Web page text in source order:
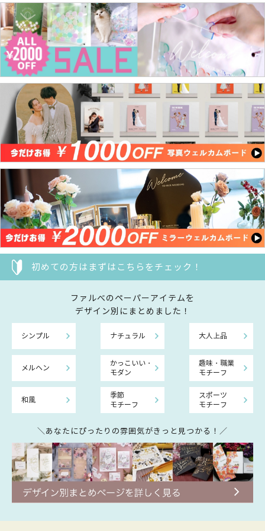
初めての方はまずはこちらをチェック！
ファルべのペーパーアイテムを
デザイン別にまとめました！
シンプル ナチュラル 大人上品
メルヘン
かっこいい・
モダン
趣味・職業
モチーフ
和風
季節
モチーフ
スポーツ
モチーフ
＼あなたにぴったりの雰囲気がきっと見つかる！／